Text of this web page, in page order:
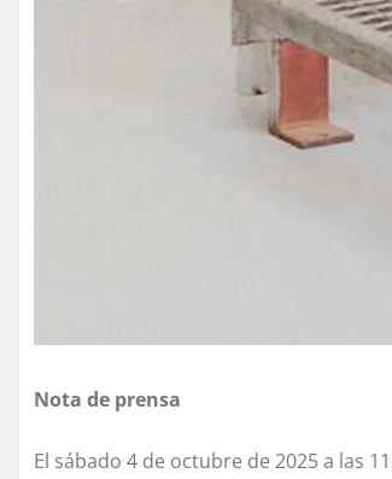
Nota de prensa
El sábado 4 de octubre de 2025 a las